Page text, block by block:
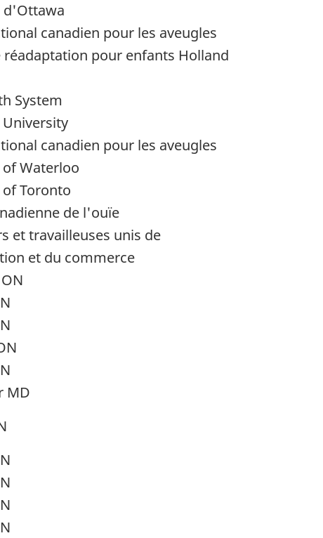
d'Ottawa
canadien pour les aveugles
réadaptation pour enfants Holland
System
canadien pour les aveugles
Waterloo
Toronto
de l'ouïe
et travailleuses unis de
et du commerce
MD